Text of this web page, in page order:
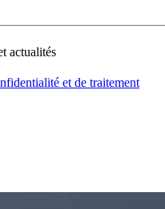
actualités
et de traitement